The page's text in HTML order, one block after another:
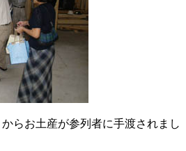
らお土産が参列者に手渡されまし